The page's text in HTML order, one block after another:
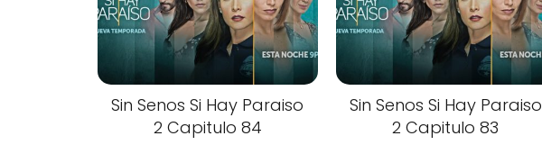
Sin Senos Si Hay Paraiso
2 Capitulo 84
Sin Senos Si Hay Paraiso
2 Capitulo 83